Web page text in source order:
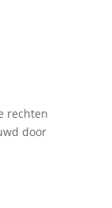
rechten
door